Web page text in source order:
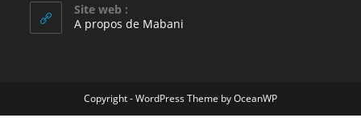
Site web :
A propos de Mabani
Copyright - WordPress Theme by OceanWP